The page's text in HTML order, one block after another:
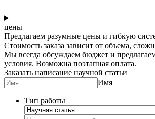
цены
Предлагаем разумные цены и гибкую
Стоимость заказа зависит от объема,
Мы всегда обсуждаем бюджет и
условия. Возможна поэтапная оплата.
Заказать написание научной статьи
Имя
Тип работы